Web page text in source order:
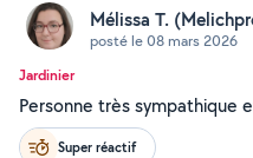
Mélissa T.
posté le 08 mars 2026
Jardinier
Personne très sympathique
Super réactif